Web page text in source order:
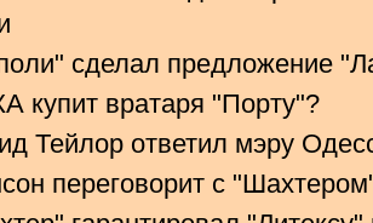
сделал предложение
купит вратаря "Порту"?
Тейлор ответил мэру
переговорит с